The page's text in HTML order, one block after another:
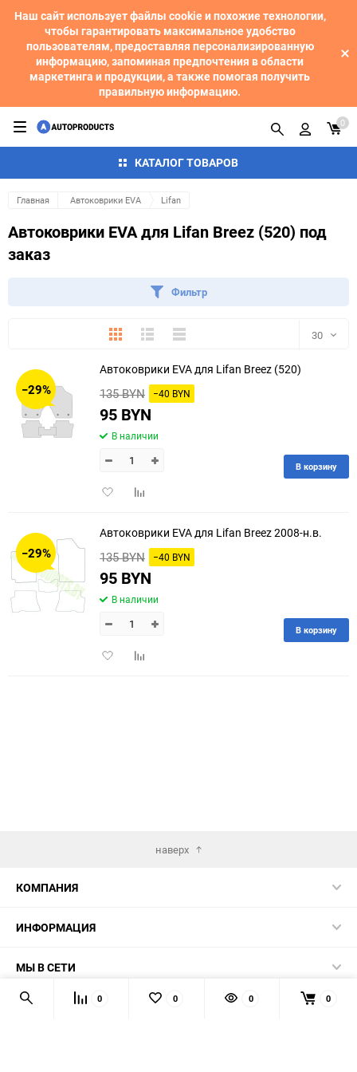
Наш сайт использует файлы cookie и похожие технологии,
чтобы гарантировать максимальное удобство
пользователям, предоставляя персонализированную
информацию, запоминая предпочтения в области
маркетинга и продукции, а также помогая получить
правильную информацию.
КАТАЛОГ ТОВАРОВ
0
Главная Автоковрики EVA Lifan
Автоковрики EVA для Lifan Breez (520) под
заказ
Фильтр
ПлиткаПодробноКомпактно 30
30
150
−29%
Автоковрики EVA для Lifan Breez (520)
135 BYN −40 BYN
95 BYN
В наличии
ДобавитьДобавить
В корзину
−29%
Автоковрики EVA для Lifan Breez 2008-н.в.
135 BYN −40 BYN
95 BYN
В наличии
ДобавитьДобавить
В корзину
наверх
КОМПАНИЯ
ИНФОРМАЦИЯ
МЫ В СЕТИ
КОНТАКТЫ
0 0 0 0